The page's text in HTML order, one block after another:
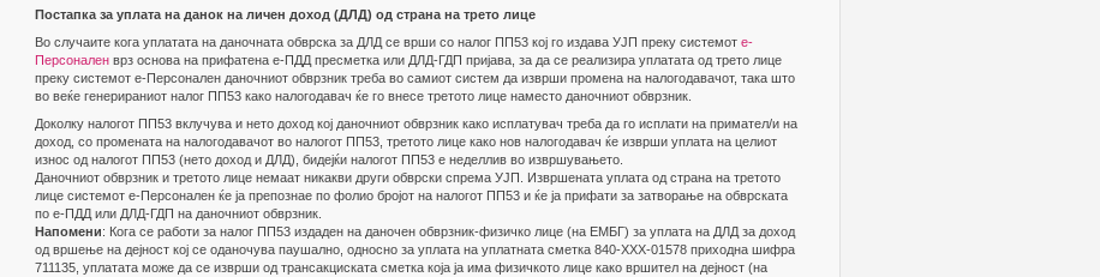
Постапка за уплата на данок на личен доход (ДЛД) од страна на трето лице
Во случаите кога уплатата на даночната обврска за ДЛД се врши со налог ПП53 кој го издава УЈП преку системот е-
Персонален врз основа на прифатена е-ПДД пресметка или ДЛД-ГДП пријава, за да се реализира уплатата од трето лице
преку системот е-Персонален даночниот обврзник треба во самиот систем да изврши промена на налогодавачот, така што
во веќе генерираниот налог ПП53 како налогодавач ќе го внесе третото лице наместо даночниот обврзник.
Доколку налогот ПП53 вклучува и нето доход кој даночниот обврзник како исплатувач треба да го исплати на примател/и на
доход, со промената на налогодавачот во налогот ПП53, третото лице како нов налогодавач ќе изврши уплата на целиот
износ од налогот ПП53 (нето доход и ДЛД), бидејќи налогот ПП53 е неделлив во извршувањето.
Даночниот обврзник и третото лице немаат никакви други обврски спрема УЈП. Извршената уплата од страна на третото
лице системот е-Персонален ќе ја препознае по фолио бројот на налогот ПП53 и ќе ја прифати за затворање на обврската
по е-ПДД или ДЛД-ГДП на даночниот обврзник.
Напомени: Кога се работи за налог ПП53 издаден на даночен обврзник-физичко лице (на ЕМБГ) за уплата на ДЛД за доход
од вршење на дејност кој се оданочува паушално, односно за уплата на уплатната сметка 840-ХХХ-01578 приходна шифра
711135, уплатата може да се изврши од трансакциската сметка која ја има физичкото лице како вршител на дејност (на